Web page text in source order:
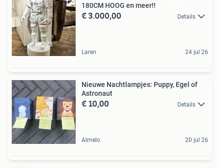
180CM HOOG en meer!!
€ 3.000,00 Details
Laren 24 jul 26
Nieuwe Nachtlampjes: Puppy, Egel of
Astronaut
€ 10,00 Details
Almelo 20 jul 26